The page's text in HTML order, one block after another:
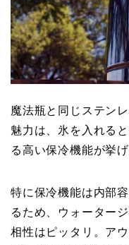
魔法瓶と同じステン
魅力は、氷を入れる
る高い保冷機能が挙げ
特に保冷機能は内部
るため、ウォーター
相性はピッタリ。ア